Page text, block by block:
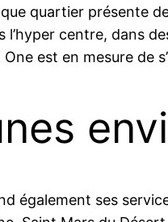
quartier présente
l’hyper centre, dans
est en mesure de
également ses